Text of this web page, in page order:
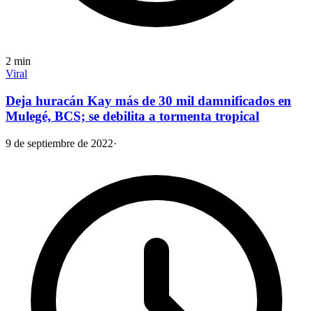
2 min
Viral
Deja huracán Kay más de 30 mil damnificados en
Mulegé, BCS; se debilita a tormenta tropical
9 de septiembre de 2022·